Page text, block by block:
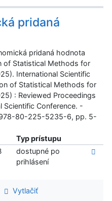
pridaná
pridaná hodnota
of Statistical Methods for
International Scientific
of Statistical Methods for
: Reviewed Proceedings
Scientific Conference. -
978-80-225-5235-6, pp. 5-
Typ prístupu
dostupné po
prihlásení
Vytlačiť